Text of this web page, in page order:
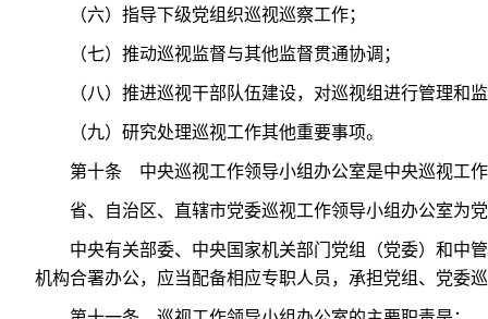
（六）指导下级党组织巡视巡察工作；
（七）推动巡视监督与其他监督贯通协调；
（八）推进巡视干部队伍建设，对巡视组进行管理和
（九）研究处理巡视工作其他重要事项。
第十条 中央巡视工作领导小组办公室是中央巡视工
省、自治区、直辖市党委巡视工作领导小组办公室为
中央有关部委、中央国家机关部门党组（党委）和中
机构合署办公，应当配备相应专职人员，承担党组、党委